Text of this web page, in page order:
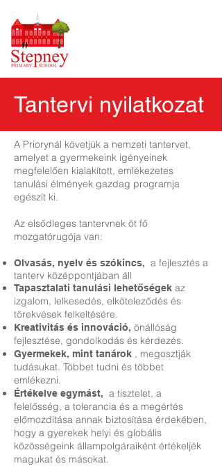
Tantervi nyilatkozat
A Priorynál követjük a nemzeti tantervet,
amelyet a gyermekeink igényeinek
megfelelően kialakított, emlékezetes
tanulási élmények gazdag programja
egészít ki.
Az elsődleges tantervnek öt fő
mozgatórugója van:
Olvasás, nyelv és szókincs, a fejlesztés a
tanterv középpontjában áll
Tapasztalati tanulási lehetőségek az
izgalom, lelkesedés, elköteleződés és
törekvések felkeltésére.
Kreativitás és innováció, önállóság
fejlesztése, gondolkodás és kérdezés.
Gyermekek, mint tanárok , megosztják
tudásukat. Többet tudni és többet
emlékezni.
Értékelve egymást, a tisztelet, a
felelősség, a tolerancia és a megértés
előmozdítása annak biztosítása érdekében,
hogy a gyerekek helyi és globális
közösségeink állampolgáraiként értékeljék
magukat és másokat.